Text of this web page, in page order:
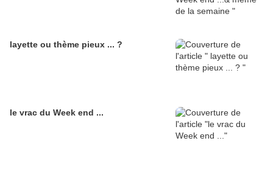
layette ou thème pieux ... ?
le vrac du Week end ...